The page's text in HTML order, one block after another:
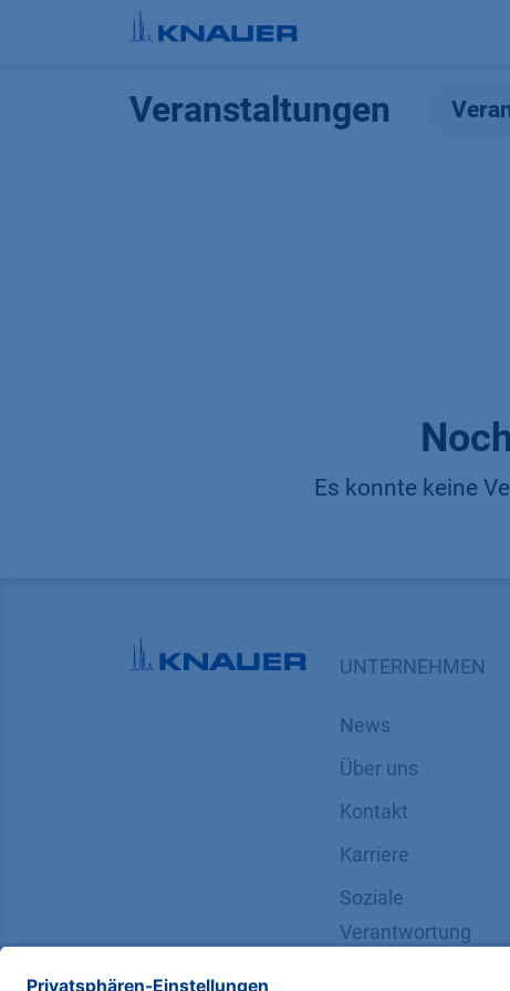
Zum Inhalt springen
Veranstaltungen
Es konnte keine
UNTERNEHMEN
News
Über uns
Kontakt
Karriere
Soziale
Verantwortung